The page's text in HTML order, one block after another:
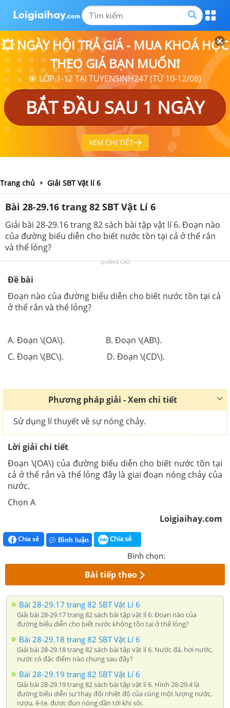
💥 NGÀY HỘI TRẢ GIÁ - MUA KHOÁ HỌC
THEO GIÁ BẠN MUỐN❗
🎯 LỚP 1-12 TẠI TUYENSINH247 (TỪ 10-12/08)
BẮT ĐẦU SAU 1 NGÀY
XEM CHI TIẾT
Trang chủ Giải SBT Vật lí 6
Bài 28-29.16 trang 82 SBT Vật Lí 6
Giải bài 28-29.16 trang 82 sách bài tập vật lí 6. Đoạn nào
của đường biểu diễn cho biết nước tồn tại cả ở thể rắn
và thể lỏng?
QUẢNG CÁO
Đề bài
Đoạn nào của đường biểu diễn cho biết nước tồn tại cả
ở thể rắn và thể lỏng?
A. Đoạn \(OA\). B. Đoạn \(AB\).
C. Đoạn \(BC\). D. Đoạn \(CD\).
Phương pháp giải - Xem chi tiết
Sử dụng lí thuyết về sự nóng chảy.
Lời giải chi tiết
Đoạn \(OA\) của đường biểu diễn cho biết nước tồn tại
cả ở thể rắn và thể lỏng đây là giai đoạn nóng chảy của
nước.
Chọn A
Loigiaihay.com
Chia sẻ Bình luận Chia sẻ
Bình chọn:
Bài tiếp theo
Bài 28-29.17 trang 82 SBT Vật Lí 6
Giải bài 28-29.17 trang 82 sách bài tập vật lí 6. Đoạn nào của
đường biểu diễn cho biết nước không tồn tại ở thể lỏng?
Bài 28-29.18 trang 82 SBT Vật Lí 6
Giải bài 28-29.18 trang 82 sách bài tập vật lí 6. Nước đá, hơi nước,
nước có đặc điểm nào chung sau đây?
Bài 28-29.19 trang 82 SBT Vật Lí 6
Giải bài 28-29.19 trang 82 sách bài tập vật lí 6. Hình 28-29.4 là
đường biểu diễn sự thay đổi nhiệt độ của cùng một lượng nước,
rượu, ê-te, được đun nóng dần tới khi sôi.